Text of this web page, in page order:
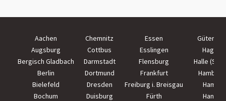
Aachen Chemnitz Essen
Augsburg
Cottbus Esslingen
Hagen
Bergisch Gladbach
Darmstadt Flensburg
Halle
Berlin
Dortmund Frankfurt
Hamburg
Bielefeld
Dresden Freiburg i. Breisgau
Hamm
Bochum
Duisburg Fürth
Hanau